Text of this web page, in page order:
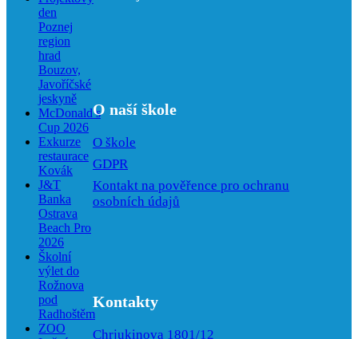
den
Poznej
region
hrad
Bouzov,
Javoříčské
jeskyně
McDonald’s
Cup 2026
Exkurze
restaurace
Kovák
J&T
Banka
Ostrava
Beach Pro
2026
Školní
výlet do
Rožnova
pod
Radhoštěm
ZOO
O naší škole
O škole
GDPR
Kontakt na pověřence pro ochranu
osobních údajů
Kontakty
Chrjukinova 1801/12